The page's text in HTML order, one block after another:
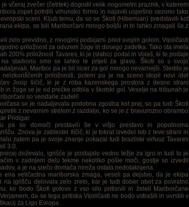
včeraj zvečer (četrtek) dogodil velik nogometni praznik, v katerem
zopet potrdili vrhunsko formo in najavili uspešno sezono tako
sceni. Kljub temu, da so se Škoti (Hibernian) predstavili kot
ekipa, so bili Mariborčani mnogo boljši in bi lahko zmagali še z
zelo previdno, z mnogimi podajami pred svojim golom, Vijoličasti
priložnost za odvzem žoge in dosego zadetka. Tako sta imela
200% priložnost Tavares, ki je (slabo) podal in Volaš, ki te podaje
stadionu smo se lahko le prijeli za glavo. Škoti so s svojo
Maribor pa je bil sicer za gol mnogo nevarnejši. Sledilo je
priložnosti, potem pa je na sceno stopil novi idol
Josip Iličič, ki je z roba kazenskega prostora z desne strani
in žoga se je od prečke odbila v škotski gol. Veselje na tribunah je
so vendarle zadeli!
se je nadaljevala podobna zgodba kot prej, so pa tudi Škoti
z nevarnim strelom z razdalje, ko se je z bravurozno obrambo
Pridigar.
pa so domači prestavili še v višjo prestavo in popolnoma
Znova je zablestel Iličič, ki je tokrat izvedel lob z leve strani in
zatem pa je svoje znanje pokazal tudi brazilski virtuoz Tavares
3:0.
deževalo, igrišče je postajalo vedno težje za igro in tudi to je
v zadnjem delu tekme nekoliko pošle moči, gostje so izvedli
a je na srečo domača mreža ostala nedotaknjena.
ena veličastna mariborska zmaga, veseli pa dejstvo, da je ekipa
na igrišču delovala zelo zrelo, kar je tudi dober obet za povratno
ko bodo Škoti gotovo z vso silo pritisnili in želeli Mariborčane
da se tega pritiska Vijoličasti ne bodo ustrašili in uvrstili v
za Ligo Evropa.